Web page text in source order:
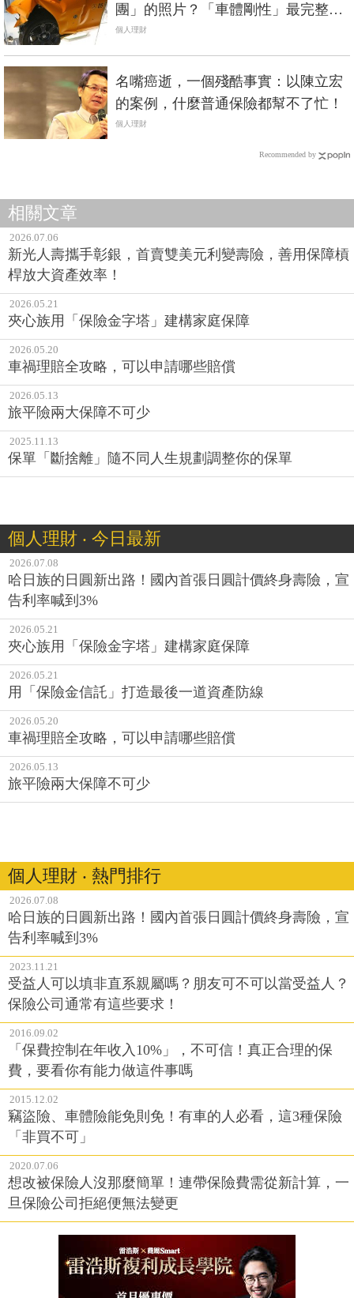
團」的照片？「車體剛性」最完整解
析《高級進口車篇》
個人理財
名嘴癌逝，一個殘酷事實：以陳立宏
的案例，什麼普通保險都幫不了忙！
個人理財
Recommended by
相關文章
2026.07.06
新光人壽攜手彰銀，首賣雙美元利變壽險，善用保障槓
桿放大資產效率！
2026.05.21
夾心族用「保險金字塔」建構家庭保障
2026.05.20
車禍理賠全攻略，可以申請哪些賠償
2026.05.13
旅平險兩大保障不可少
2025.11.13
保單「斷捨離」隨不同人生規劃調整你的保單
個人理財 ‧ 今日最新
2026.07.08
哈日族的日圓新出路！國內首張日圓計價終身壽險，宣
告利率喊到3%
2026.05.21
夾心族用「保險金字塔」建構家庭保障
2026.05.21
用「保險金信託」打造最後一道資產防線
2026.05.20
車禍理賠全攻略，可以申請哪些賠償
2026.05.13
旅平險兩大保障不可少
個人理財 ‧ 熱門排行
2026.07.08
哈日族的日圓新出路！國內首張日圓計價終身壽險，宣
告利率喊到3%
2023.11.21
受益人可以填非直系親屬嗎？朋友可不可以當受益人？
保險公司通常有這些要求！
2016.09.02
「保費控制在年收入10%」，不可信！真正合理的保
費，要看你有能力做這件事嗎
2015.12.02
竊盜險、車體險能免則免！有車的人必看，這3種保險
「非買不可」
2020.07.06
想改被保險人沒那麼簡單！連帶保險費需從新計算，一
旦保險公司拒絕便無法變更